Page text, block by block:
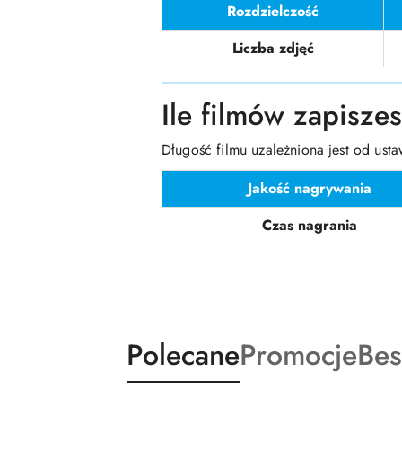
Rozdzielczość
Liczba zdjęć
Ile filmów
Długość filmu uzależniona jest od
Jakość nagrywania
Czas nagrania
Pomiń karuzelę produktów
Produkty
o
PolecaneProdukty
o
Promocje